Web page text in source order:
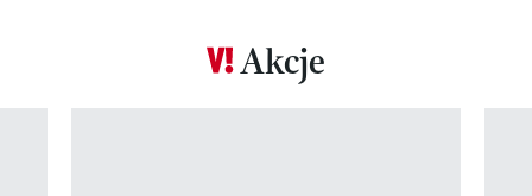
Akcje